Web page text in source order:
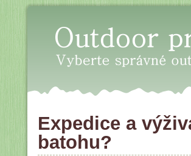
Expedice a
batohu?